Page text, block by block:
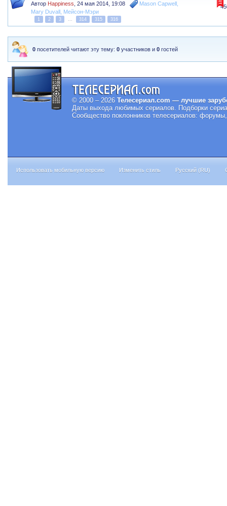
Автор Happiness ,24 мая 2014, 19:08 Mason Capwell
Mary Duvall Мейсон-Мэри
1 2 3 ... 314 315 316
0 посетителей читают эту тему:0 участников и0 гостей
© 2000 – 2026 Телесериал.com — лучшие
Даты выхода любимых сериалов. Подборки
Сообщество поклонников телесериалов:
Использовать мобильную версию Изменить стиль Русский (RU)